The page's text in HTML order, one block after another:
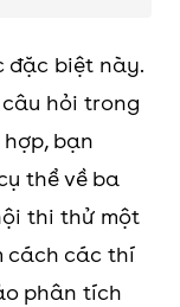
đặc biệt này.
hỏi trong
hợp, bạn
thể về ba
thi thử một
cách các thí
phân tích